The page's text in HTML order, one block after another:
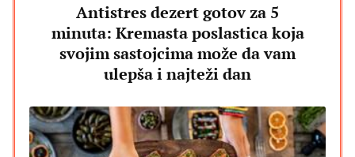
Antistres dezert gotov za 5
minuta: Kremasta poslastica koja
svojim sastojcima može da vam
ulepša i najteži dan